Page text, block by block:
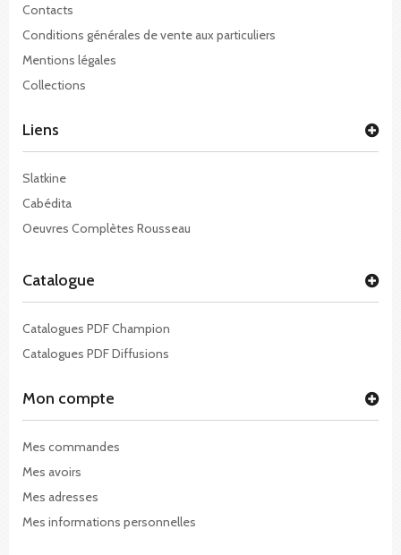
Contacts
Conditions générales de vente aux particuliers
Mentions légales
Collections
Liens
Slatkine
Cabédita
Oeuvres Complètes Rousseau
Catalogue
Catalogues PDF Champion
Catalogues PDF Diffusions
Mon compte
Mes commandes
Mes avoirs
Mes adresses
Mes informations personnelles